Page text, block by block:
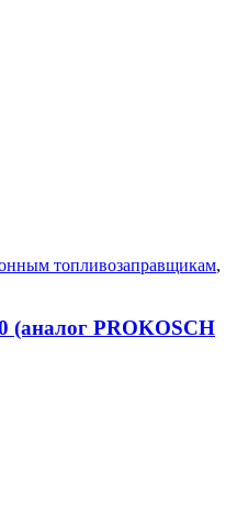
топливозаправщикам,
(аналог PROKOSCH